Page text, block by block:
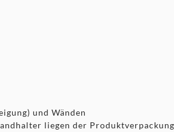
und Wänden
liegen der